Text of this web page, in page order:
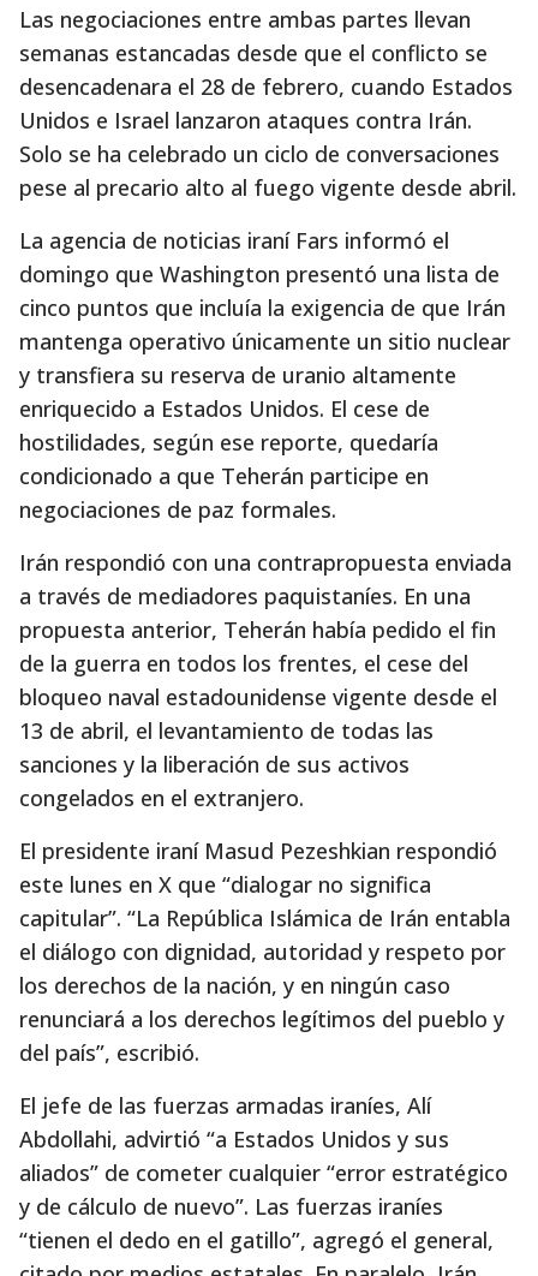
Las negociaciones entre ambas partes llevan
semanas estancadas desde que el conflicto se
desencadenara el 28 de febrero, cuando Estados
Unidos e Israel lanzaron ataques contra Irán.
Solo se ha celebrado un ciclo de conversaciones
pese al precario alto al fuego vigente desde abril.
La agencia de noticias iraní Fars informó el
domingo que Washington presentó una lista de
cinco puntos que incluía la exigencia de que Irán
mantenga operativo únicamente un sitio nuclear
y transfiera su reserva de uranio altamente
enriquecido a Estados Unidos. El cese de
hostilidades, según ese reporte, quedaría
condicionado a que Teherán participe en
negociaciones de paz formales.
Irán respondió con una contrapropuesta enviada
a través de mediadores paquistaníes. En una
propuesta anterior, Teherán había pedido el fin
de la guerra en todos los frentes, el cese del
bloqueo naval estadounidense vigente desde el
13 de abril, el levantamiento de todas las
sanciones y la liberación de sus activos
congelados en el extranjero.
El presidente iraní Masud Pezeshkian respondió
este lunes en X que “dialogar no significa
capitular”. “La República Islámica de Irán entabla
el diálogo con dignidad, autoridad y respeto por
los derechos de la nación, y en ningún caso
renunciará a los derechos legítimos del pueblo y
del país”, escribió.
El jefe de las fuerzas armadas iraníes, Alí
Abdollahi, advirtió “a Estados Unidos y sus
aliados” de cometer cualquier “error estratégico
y de cálculo de nuevo”. Las fuerzas iraníes
“tienen el dedo en el gatillo”, agregó el general,